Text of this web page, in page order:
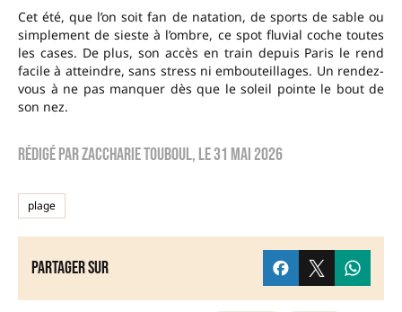
Cet été, que l’on soit fan de natation, de sports de sable ou
simplement de sieste à l’ombre, ce spot fluvial coche toutes
les cases. De plus, son accès en train depuis Paris le rend
facile à atteindre, sans stress ni embouteillages. Un rendez-
vous à ne pas manquer dès que le soleil pointe le bout de
son nez.
Rédigé parzaccharie touboul, le31 mai 2026
plage
Partager sur